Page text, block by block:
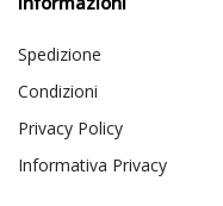
Spedizione
Condizioni
Privacy Policy
Informativa Privacy